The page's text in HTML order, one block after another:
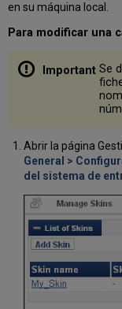
en su máquina local.
Para modificar una
Se
Abrir la página
General >
del sistema de